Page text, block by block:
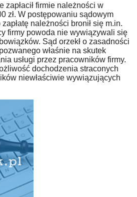
zapłacił firmie należności w
zł. W postępowaniu sądowym
należności bronił się m.in.
firmy powoda nie wywiązywali się
Sąd orzekł o zasadności
właśnie na skutek
usługi przez pracowników firmy.
dochodzenia straconych
niewłaściwie wywiązujących